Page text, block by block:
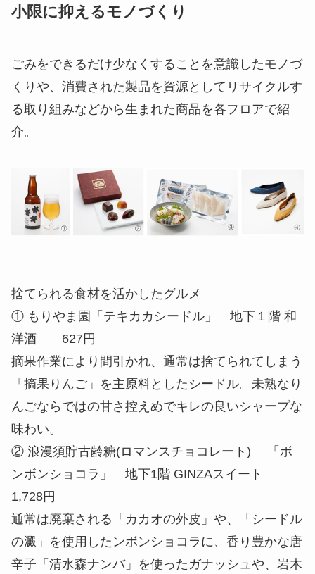
小限に抑えるモノづくり
ごみをできるだけ少なくすることを意識したモノづ
くりや、消費された製品を資源としてリサイクルす
る取り組みなどから生まれた商品を各フロアで紹
介。
捨てられる食材を活かしたグルメ
① もりやま園「テキカカシードル」 地下１階 和
洋酒 627円
摘果作業により間引かれ、通常は捨てられてしまう
「摘果りんご」を主原料としたシードル。未熟なり
んごならではの甘さ控えめでキレの良いシャープな
味わい。
② 浪漫須貯古齢糖(ロマンスチョコレート) 「ボ
ンボンショコラ」 地下1階 GINZAスイート
1,728円
通常は廃棄される「カカオの外皮」や、「シードル
の澱」を使用したンボンショコラに、香り豊かな唐
辛子「清水森ナンバ」を使ったガナッシュや、岩木